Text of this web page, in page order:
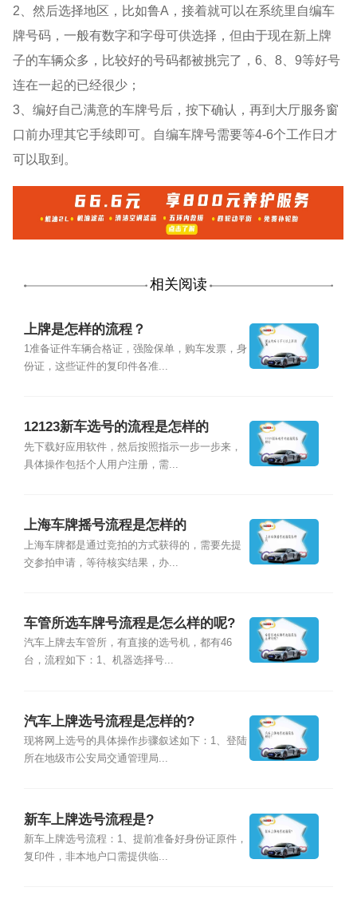
2、然后选择地区，比如鲁A，接着就可以在系统里自编车
牌号码，一般有数字和字母可供选择，但由于现在新上牌
子的车辆众多，比较好的号码都被挑完了，6、8、9等好号
连在一起的已经很少；
3、编好自己满意的车牌号后，按下确认，再到大厅服务窗
口前办理其它手续即可。自编车牌号需要等4-6个工作日才
可以取到。
相关阅读
上牌是怎样的流程？
1准备证件车辆合格证，强险保单，购车发票，身
份证，这些证件的复印件各准...
12123新车选号的流程是怎样的
先下载好应用软件，然后按照指示一步一步来，
具体操作包括个人用户注册，需...
上海车牌摇号流程是怎样的
上海车牌都是通过竞拍的方式获得的，需要先提
交参拍申请，等待核实结果，办...
车管所选车牌号流程是怎么样的呢?
汽车上牌去车管所，有直接的选号机，都有46
台，流程如下：1、机器选择号...
汽车上牌选号流程是怎样的?
现将网上选号的具体操作步骤叙述如下：1、登陆
所在地级市公安局交通管理局...
新车上牌选号流程是?
新车上牌选号流程：1、提前准备好身份证原件，
复印件，非本地户口需提供临...